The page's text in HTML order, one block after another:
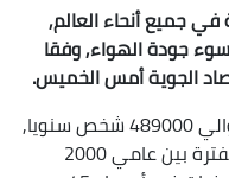
جميع أنحاء العالم,
جودة الهواء, وفقا
الجوية أمس الخميس.
وتسببت الحرارة الشديدة في وفاة حوالي 489000 شخص سنويا,
بسبب عوامل مرتبطة بالحرارة, خلال الفترة بين عامي 2000